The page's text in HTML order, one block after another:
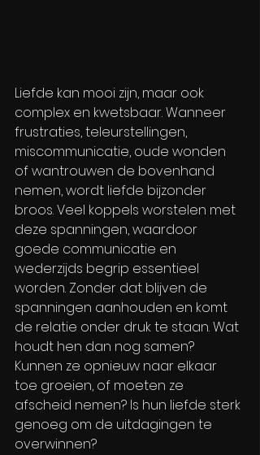
Liefde kan mooi zijn, maar ook
complex en kwetsbaar. Wanneer
frustraties, teleurstellingen,
miscommunicatie, oude wonden
of wantrouwen de bovenhand
nemen, wordt liefde bijzonder
broos. Veel koppels worstelen met
deze spanningen, waardoor
goede communicatie en
wederzijds begrip essentieel
worden. Zonder dat blijven de
spanningen aanhouden en komt
de relatie onder druk te staan. Wat
houdt hen dan nog samen?
Kunnen ze opnieuw naar elkaar
toe groeien, of moeten ze
afscheid nemen? Is hun liefde sterk
genoeg om de uitdagingen te
overwinnen?